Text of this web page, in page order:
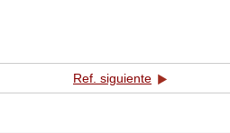
Ref. siguiente